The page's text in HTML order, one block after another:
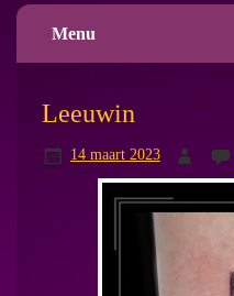
Menu
Leeuwin
14 maart 2023